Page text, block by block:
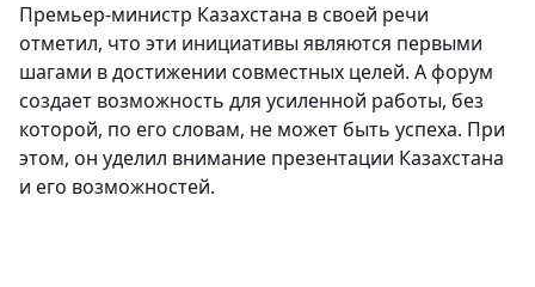
Премьер-министр Казахстана в своей речи
отметил, что эти инициативы являются первыми
шагами в достижении совместных целей. А форум
создает возможность для усиленной работы, без
которой, по его словам, не может быть успеха. При
этом, он уделил внимание презентации Казахстана
и его возможностей.